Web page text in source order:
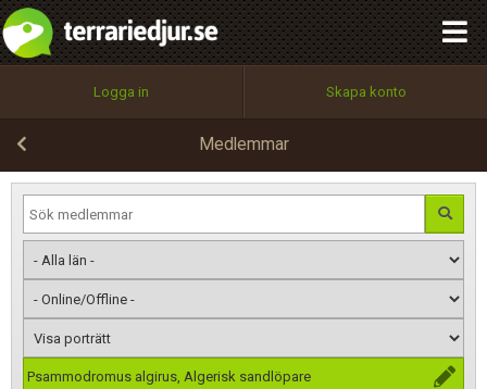
Logga in Skapa konto
Medlemmar
Psammodromus algirus, Algerisk sandlöpare
Utför
100%
OK
integritetspolicy
Namn:
Epost:
Användarnamn:
Begär nytt lösenord
Tillbaka till förstasidan